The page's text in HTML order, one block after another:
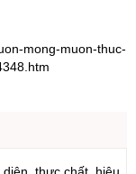
mong-muon-thuc-